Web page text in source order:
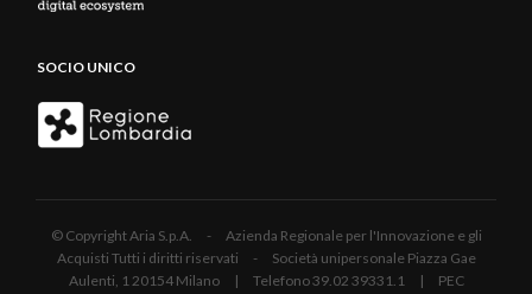
SOCIO UNICO
© Copyright Aria S.p.A. - Azienda Regionale per l'Innovazione e gli
Acquisti Tutti i diritti riservati - Società unipersonale Piazza Gae
Aulenti, 1 20154 Milano | Telefono 39.02 39331.1 | PEC